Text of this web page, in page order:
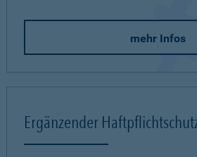
mehr Infos
Ergänzender